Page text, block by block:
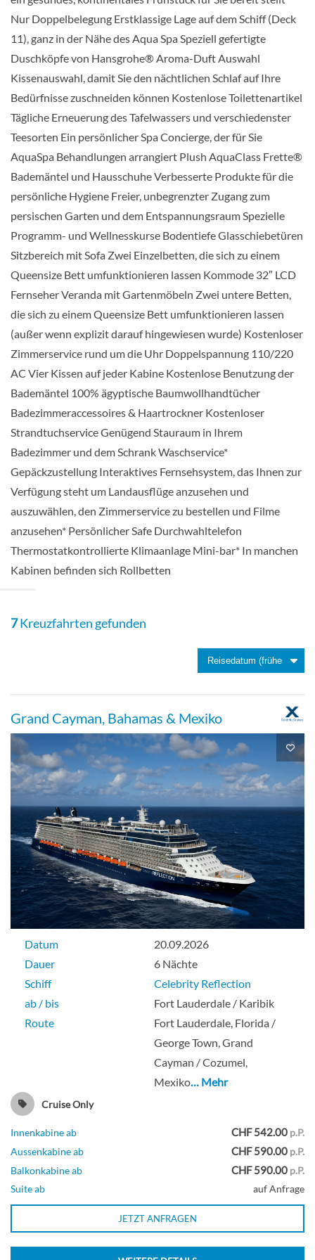
Balkonkabine
Concierge Klasse-[C2]
Panorama Deck
Balkonkabine
Concierge Class-[C4]
Balkonkabine
Penthouse Deck
Suite
Deluxe Veranda-[DV]
Vista Deck
Balkonkabine
Panorama Deck
Innenkabine
Innenkabine-[I2]
Vista Deck
Innenkabine
Prime Ocean View-[O1]
Vista Deck
Meerblick Kabine-[O2]
Plaza Deck
Nur Doppelbelegung Erstklassige Lage auf dem Schiff (Deck
11), ganz in der Nähe des Aqua Spa Speziell gefertigte
Duschköpfe von Hansgrohe® Aroma-Duft Auswahl
Kissenauswahl, damit Sie den nächtlichen Schlaf auf Ihre
Bedürfnisse zuschneiden können Kostenlose Toilettenartikel
Tägliche Erneuerung des Tafelwassers und verschiedenster
Teesorten Ein persönlicher Spa Concierge, der für Sie
AquaSpa Behandlungen arrangiert Plush AquaClass Frette®
Bademäntel und Hausschuhe Verbesserte Produkte für die
persönliche Hygiene Freier, unbegrenzter Zugang zum
persischen Garten und dem Entspannungsraum Spezielle
Programm- und Wellnesskurse Bodentiefe Glasschiebetüren
Sitzbereich mit Sofa Zwei Einzelbetten, die sich zu einem
Queensize Bett umfunktionieren lassen Kommode 32″ LCD
Fernseher Veranda mit Gartenmöbeln Zwei untere Betten,
die sich zu einem Queensize Bett umfunktionieren lassen
(außer wenn explizit darauf hingewiesen wurde) Kostenloser
Zimmerservice rund um die Uhr Doppelspannung 110/220
AC Vier Kissen auf jeder Kabine Kostenlose Benutzung der
Bademäntel 100% ägyptische Baumwollhandtücher
Badezimmeraccessoires & Haartrockner Kostenloser
Strandtuchservice Genügend Stauraum in Ihrem
Badezimmer und dem Schrank Waschservice*
Gepäckzustellung Interaktives Fernsehsystem, das Ihnen zur
Verfügung steht um Landausflüge anzusehen und
auszuwählen, den Zimmerservice zu bestellen und Filme
anzusehen* Persönlicher Safe Durchwahltelefon
Thermostatkontrollierte Klimaanlage Mini-bar* In manchen
Kabinen befinden sich Rollbetten
7Kreuzfahrten gefunden
Grand Cayman, Bahamas & Mexiko
Datum
20.09.2026
Dauer
6 Nächte
Schiff
Celebrity Reflection
ab / bis
Fort Lauderdale / Karibik
Route
Fort Lauderdale, Florida /
George Town, Grand
Cayman / Cozumel,
Mexiko… Mehr
Cruise Only
Innenkabine ab CHF 542.00 p.P.
Aussenkabine ab
CHF 590.00 p.P.
Balkonkabine ab
CHF 590.00 p.P.
Suite ab
auf Anfrage
JETZT ANFRAGEN